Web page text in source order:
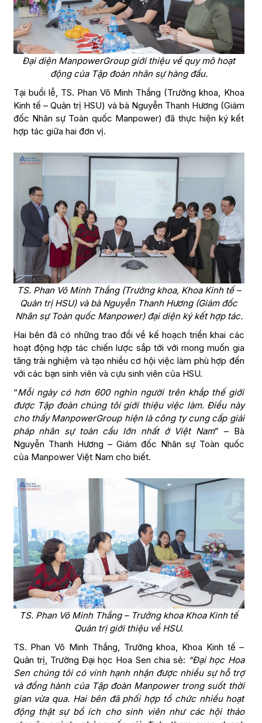
Đại diện ManpowerGroup giới thiệu về quy mô hoạt
động của Tập đoàn nhân sự hàng đầu.
Tại buổi lễ, TS. Phan Võ Minh Thắng (Trưởng khoa, Khoa
Kinh tế – Quản trị HSU) và bà Nguyễn Thanh Hương (Giám
đốc Nhân sự Toàn quốc Manpower) đã thực hiện ký kết
hợp tác giữa hai đơn vị.
TS. Phan Võ Minh Thắng (Trưởng khoa, Khoa Kinh tế –
Quản trị HSU) và bà Nguyễn Thanh Hương (Giám đốc
Nhân sự Toàn quốc Manpower) đại diện ký kết hợp tác.
Hai bên đã có những trao đổi về kế hoạch triển khai các
hoạt động hợp tác chiến lược sắp tới với mong muốn gia
tăng trải nghiệm và tạo nhiều cơ hội việc làm phù hợp đến
với các bạn sinh viên và cựu sinh viên của HSU.
“Mỗi ngày có hơn 600 nghìn người trên khắp thế giới
được Tập đoàn chúng tôi giới thiệu việc làm. Điều này
cho thấy ManpowerGroup hiện là công ty cung cấp giải
pháp nhân sự toàn cầu lớn nhất ở Việt Nam” – Bà
Nguyễn Thanh Hương – Giám đốc Nhân sự Toàn quốc
của Manpower Việt Nam cho biết.
TS. Phan Võ Minh Thắng – Trưởng khoa Khoa Kinh tế
Quản trị giới thiệu về HSU.
TS. Phan Võ Minh Thắng, Trưởng khoa, Khoa Kinh tế –
Quản trị, Trường Đại học Hoa Sen chia sẻ: “Đại học Hoa
Sen chúng tôi có vinh hạnh nhận được nhiều sự hỗ trợ
và đồng hành của Tập đoàn Manpower trong suốt thời
gian vừa qua. Hai bên đã phối hợp tổ chức nhiều hoạt
động thật sự bổ ích cho sinh viên như các hội thảo